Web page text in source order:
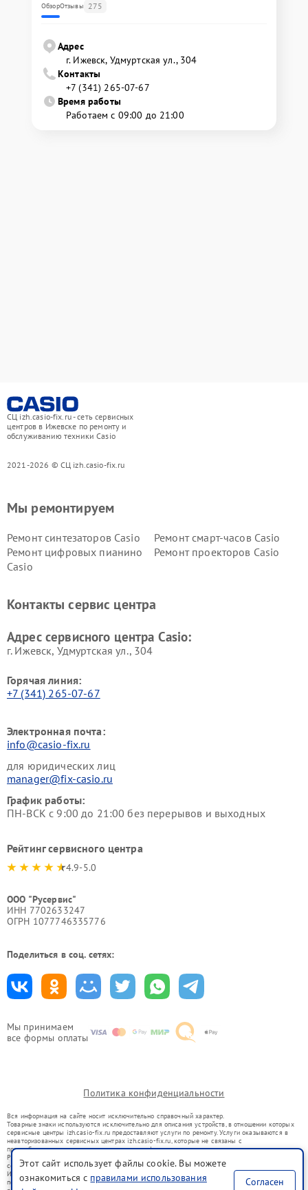
ОбзорОтзывы 275
Адрес
г. Ижевск, Удмуртская ул., 304
Контакты
+7 (341) 265-07-67
Время работы
Работаем с 09:00 до 21:00
СЦ izh.casio-fix.ru - сеть сервисных
центров в Ижевске по ремонту и
обслуживанию техники Casio
2021-2026 © СЦ izh.casio-fix.ru
Мы принимаем
все формы оплаты
Мы ремонтируем
Ремонт синтезаторов Casio
Ремонт смарт-часов Casio
Ремонт цифровых пианино
Casio
Ремонт проекторов Casio
Контакты сервис центра
Адрес сервисного центра Casio:
г. Ижевск, Удмуртская ул., 304
Горячая линия:
+7 (341) 265-07-67
Электронная почта:
info@casio-fix.ru
для юридических лиц
manager@fix-casio.ru
График работы:
ПН-ВСК с 9:00 до 21:00 без перерывов и выходных
Рейтинг сервисного центра
4.9-5.0
ООО "Русервис"
ИНН 7702633247
ОГРН 1077746335776
Поделиться в соц. сетях:
Политика конфиденциальности
Вся информация на сайте носит исключительно справочный характер.
Товарные знаки используются исключительно для описания устройств, в отношении которых
сервисные центры izh.casio-fix.ru предоставляют услуги по ремонту. Услуги оказываются в
неавторизованных сервисных центрах izh.casio-fix.ru, которые не связаны с
правообладателями товарных знаков или их официальными представителями.
Ремонт осуществляется для устройств, уже введенных в гражданский оборот в соответствии
со статьей 1487 ГК РФ.
Использование товарных знаков не преследует цели индивидуализации услуг или введения
потребителей в заблуждение, а служит для информирования о предоставляемых услугах по
Этот сайт использует файлы cookie. Вы можете
ознакомиться с правилами использования
Согласен